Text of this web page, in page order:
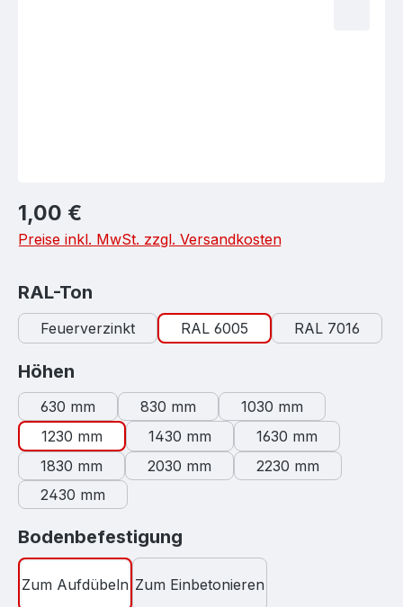
Regulärer Preis:
1,00 €
Preise inkl. MwSt. zzgl. Versandkosten
RAL-Ton
Feuerverzinkt RAL 6005 RAL 7016
Höhen
630 mm 830 mm
1030 mm
1230 mm
1430 mm
1630 mm
1830 mm
2030 mm
2230 mm
2430 mm
Bodenbefestigung
Zum Aufdübeln Zum Einbetonieren